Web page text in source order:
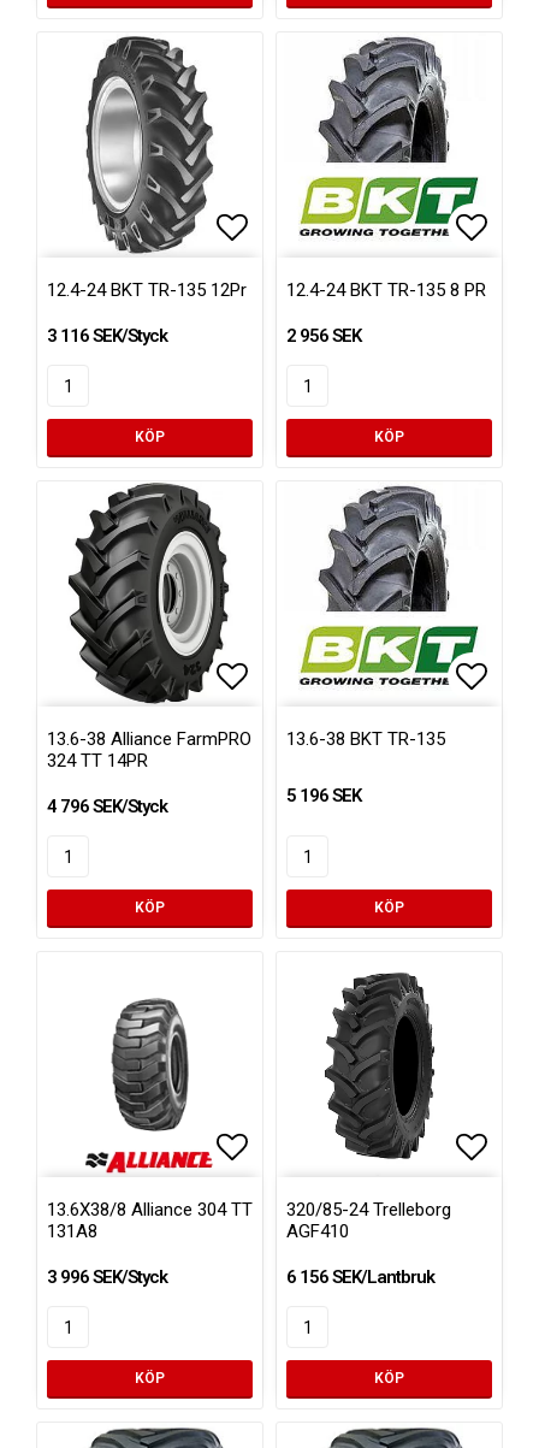
12.4-24 BKT TR-135 12Pr
3 116 SEK/Styck
KÖP
12.4-24 BKT TR-135 8 PR
2 956 SEK
KÖP
13.6-38 Alliance FarmPRO
324 TT 14PR
4 796 SEK/Styck
KÖP
13.6-38 BKT TR-135
5 196 SEK
KÖP
Lägg till i favoritlistan
13.6X38/8 Alliance 304 TT
131A8
3 996 SEK/Styck
KÖP
320/85-24 Trelleborg
AGF410
6 156 SEK/Lantbruk
KÖP